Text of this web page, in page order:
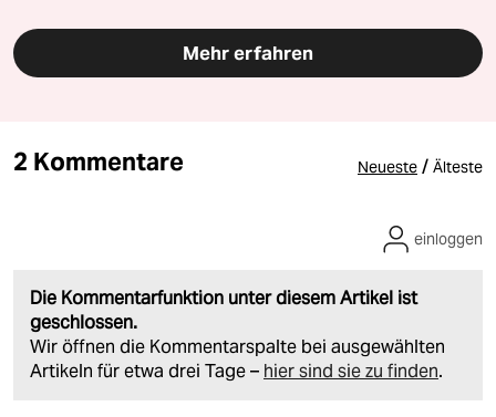
Mehr erfahren
2 Kommentare Neueste / Älteste
Die Kommentarfunktion unter diesem Artikel ist
geschlossen.
Wir öffnen die Kommentarspalte bei ausgewählten
Artikeln für etwa drei Tage – hier sind sie zu finden.
einloggen